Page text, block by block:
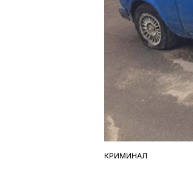
ОПУБЛІКУВАТИ
КРИМИНАЛ